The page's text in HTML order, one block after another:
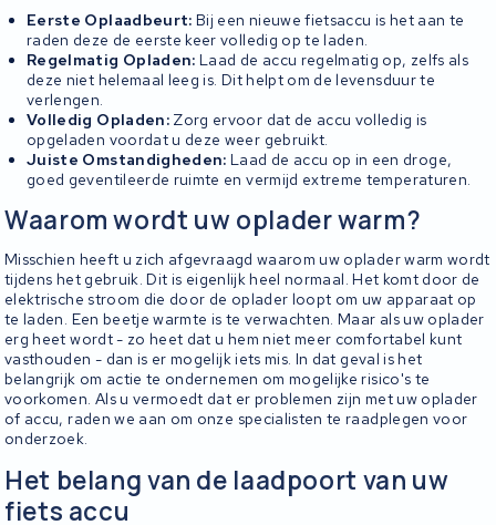
Eerste Oplaadbeurt: Bij een nieuwe fietsaccu is het aan te
raden deze de eerste keer volledig op te laden.
Regelmatig Opladen: Laad de accu regelmatig op, zelfs als
deze niet helemaal leeg is. Dit helpt om de levensduur te
verlengen.
Volledig Opladen:Zorg ervoor dat de accu volledig is
opgeladen voordat u deze weer gebruikt.
Juiste Omstandigheden: Laad de accu op in een droge,
goed geventileerde ruimte en vermijd extreme temperaturen.
Waarom wordt uw oplader warm?
Misschien heeft u zich afgevraagd waarom uw oplader warm wordt
tijdens het gebruik. Dit is eigenlijk heel normaal. Het komt door de
elektrische stroom die door de oplader loopt om uw apparaat op
te laden. Een beetje warmte is te verwachten. Maar als uw oplader
erg heet wordt - zo heet dat u hem niet meer comfortabel kunt
vasthouden - dan is er mogelijk iets mis. In dat geval is het
belangrijk om actie te ondernemen om mogelijke risico's te
voorkomen. Als u vermoedt dat er problemen zijn met uw oplader
of accu, raden we aan om onze specialisten te raadplegen voor
onderzoek.
Het belang van de laadpoort van uw
fiets accu